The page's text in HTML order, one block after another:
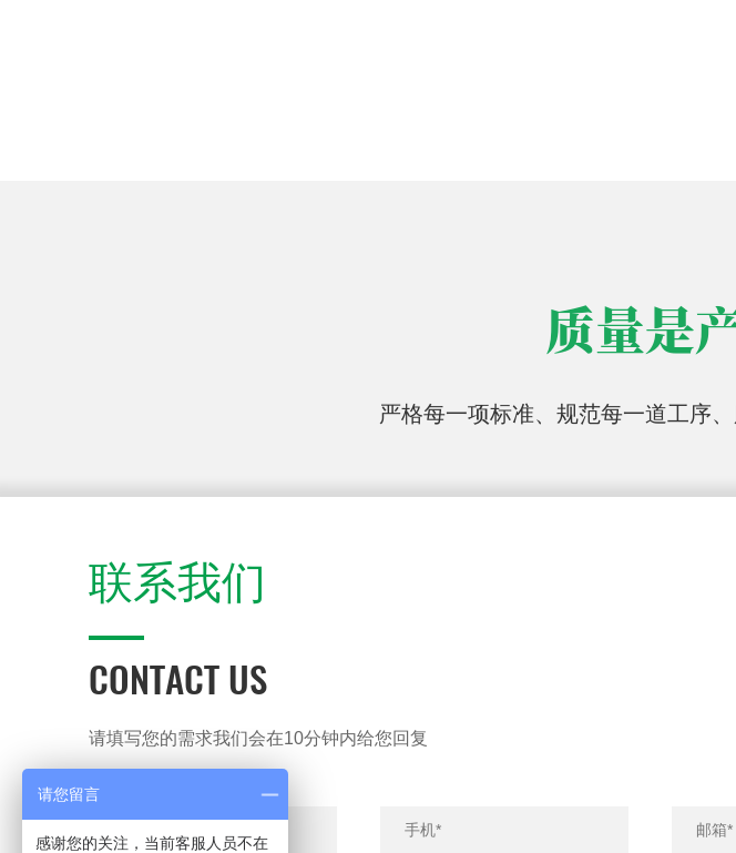
质量是
严格每一项标准、规范每一道工序
联系我们
CONTACT US
请填写您的需求我们会在10分钟内给您回复
请您留言
感谢您的关注，当前客服人员不在